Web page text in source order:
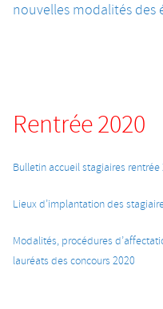
nouvelles modalités des
Rentrée2020
Bulletin accueil stagiaires rentrée
Lieux d’implantation des
Modalités, procédures
lauréats des concours 2020